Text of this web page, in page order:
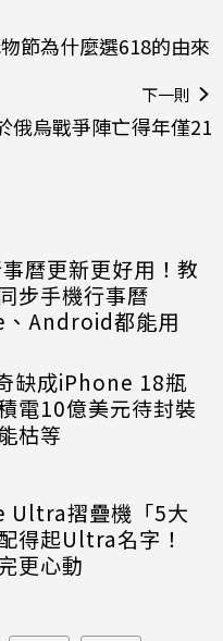
節為什麼選618的由來
下一則
俄烏戰爭陣亡得年僅21
曆更新更好用！教
步手機行事曆
Android都能用
缺成iPhone 18瓶
電10億美元待封裝
枯等
Ultra摺疊機「5大
得起Ultra名字！
更心動